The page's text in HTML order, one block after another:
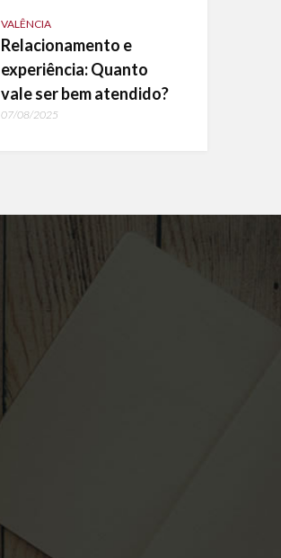
VALÊNCIA
Relacionamento e
experiência: Quanto
vale ser bem atendido?
07/08/2025